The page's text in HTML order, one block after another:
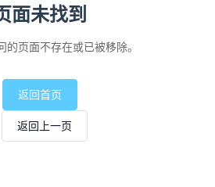
面未找到
的页面不存在或已被移除。
返回首页
返回上一页